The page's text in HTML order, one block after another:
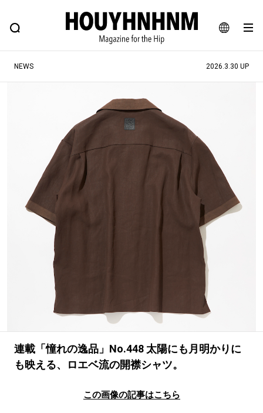
JA
EN
FEATURE BLOG SNAP
ヒップなファッション、カルチャー、ライフスタイルWEBマガジン
#SHOPPING ADDICT #憧れの逸品
#ESSENTIAL DESIGNS #古着サミット
#NEW VINTAGE #マイナーグッド図鑑
#路地裏てぃーん。 #MONTHLY JOURNAL
#GH 銘品の所以
#Commune H #AH.H
#ととけん #MOVIE
#LIFESTYLE
#SPORTS
NEWS 2026.3.30 UP
連載「憧れの逸品」No.448 太陽にも月明かりに
も映える、ロエベ流の開襟シャツ。
この画像の記事はこちら